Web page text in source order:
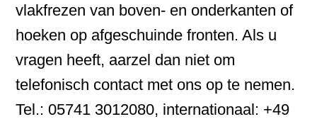
vlakfrezen van boven- en onderkanten of
hoeken op afgeschuinde fronten. Als u
vragen heeft, aarzel dan niet om
telefonisch contact met ons op te nemen.
Tel.: 05741 3012080, internationaal: +49